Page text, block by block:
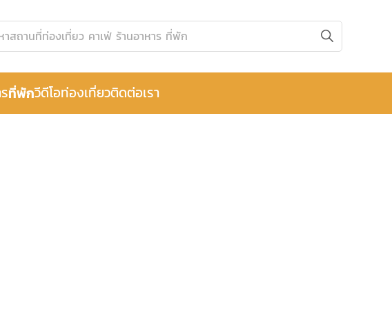
ที่พักวีดีโอท่องเที่ยวติดต่อเรา